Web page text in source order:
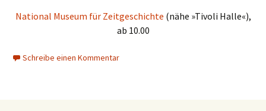
National Museum für Zeitgeschichte (nähe »Tivoli Halle«),
ab 10.00
Schreibe einen Kommentar